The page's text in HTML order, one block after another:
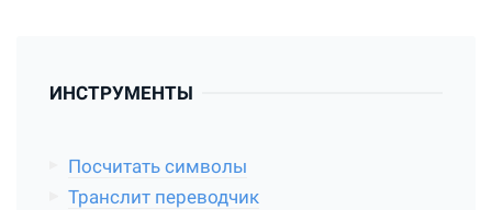
ИНСТРУМЕНТЫ
Посчитать символы
Транслит переводчик